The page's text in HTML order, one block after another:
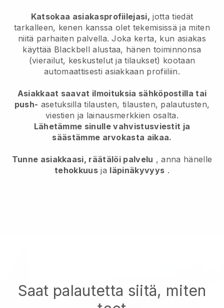
Katsokaa asiakasprofiilejasi, jotta tiedät
tarkalleen, kenen kanssa olet tekemisissä ja miten
niitä parhaiten palvella. Joka kerta, kun asiakas
käyttää Blackbell alustaa, hänen toiminnonsa
(vierailut, keskustelut ja tilaukset) kootaan
automaattisesti asiakkaan profiiliin.
Asiakkaat saavat ilmoituksia sähköpostilla tai
push- asetuksilla tilausten, tilausten, palautusten,
viestien ja lainausmerkkien osalta.
Lähetämme sinulle vahvistusviestit ja
säästämme arvokasta aikaa.
Tunne asiakkaasi, räätälöi palvelu , anna hänelle
tehokkuus ja läpinäkyvyys .
Saat palautetta siitä, miten